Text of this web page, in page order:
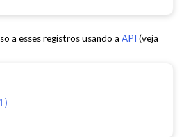
a esses registros usando a API (veja